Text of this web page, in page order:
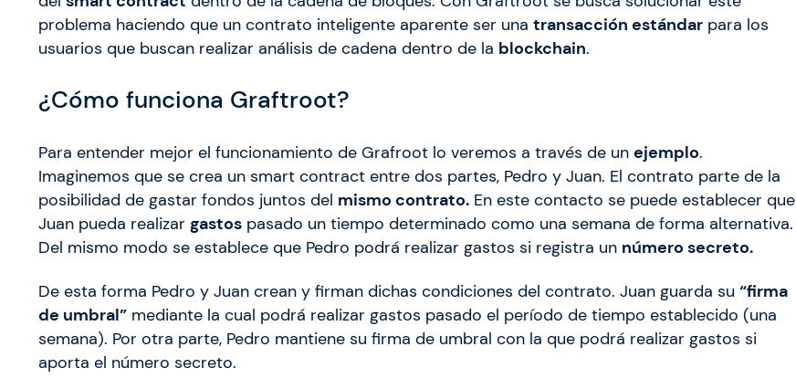
problema haciendo que un contrato inteligente aparente ser una transacción estándar para los
usuarios que buscan realizar análisis de cadena dentro de la blockchain.
¿Cómo funciona Graftroot?
Para entender mejor el funcionamiento de Grafroot lo veremos a través de un ejemplo.
Imaginemos que se crea un smart contract entre dos partes, Pedro y Juan. El contrato parte de la
posibilidad de gastar fondos juntos del mismo contrato. En este contacto se puede establecer que
Juan pueda realizar gastos pasado un tiempo determinado como una semana de forma alternativa.
Del mismo modo se establece que Pedro podrá realizar gastos si registra un número secreto.
De esta forma Pedro y Juan crean y firman dichas condiciones del contrato. Juan guarda su “firma
de umbral” mediante la cual podrá realizar gastos pasado el período de tiempo establecido (una
semana). Por otra parte, Pedro mantiene su firma de umbral con la que podrá realizar gastos si
aporta el número secreto.